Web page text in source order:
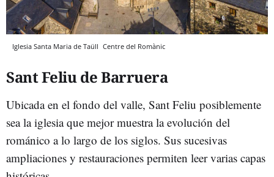
Iglesia Santa Maria de Taüll Centre del Romànic
Sant Feliu de Barruera
Ubicada en el fondo del valle, Sant Feliu posiblemente
sea la iglesia que mejor muestra la evolución del
románico a lo largo de los siglos. Sus sucesivas
ampliaciones y restauraciones permiten leer varias capas